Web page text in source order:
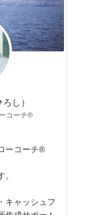
し）
コーチ®
ーコーチ®
キャッシュフ